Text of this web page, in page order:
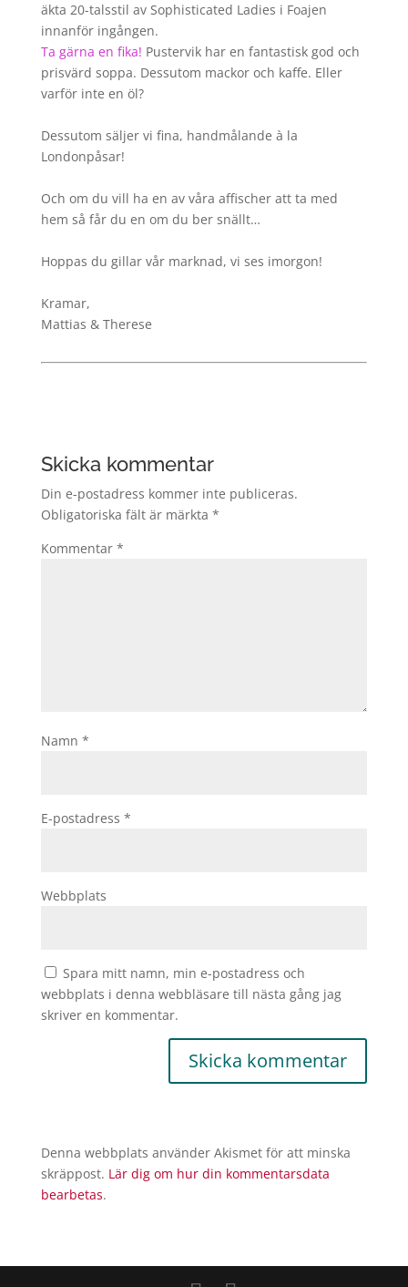
äkta 20-talsstil av Sophisticated Ladies i Foajen
innanför ingången.
Ta gärna en fika! Pustervik har en fantastisk god och
prisvärd soppa. Dessutom mackor och kaffe. Eller
varför inte en öl?
Dessutom säljer vi fina, handmålande à la
Londonpåsar!
Och om du vill ha en av våra affischer att ta med
hem så får du en om du ber snällt…
Hoppas du gillar vår marknad, vi ses imorgon!
Kramar,
Mattias & Therese
Skicka kommentar
Din e-postadress kommer inte publiceras.
Obligatoriska fält är märkta *
Kommentar *
Namn *
E-postadress *
Webbplats
Spara mitt namn, min e-postadress och
webbplats i denna webbläsare till nästa gång jag
skriver en kommentar.
Denna webbplats använder Akismet för att minska
skräppost. Lär dig om hur din kommentarsdata
bearbetas.